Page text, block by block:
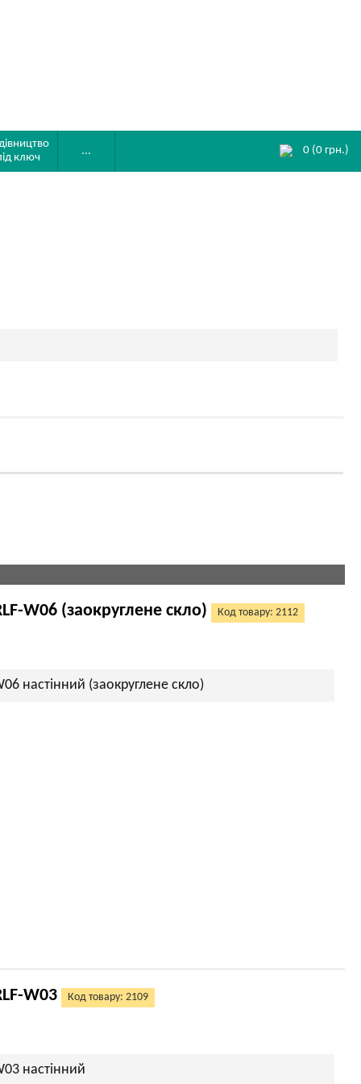
ключ
... 0 (0 грн.)
W06 (заокруглене скло) Код товару: 2112
настінний (заокруглене скло)
W03 Код товару: 2109
настінний